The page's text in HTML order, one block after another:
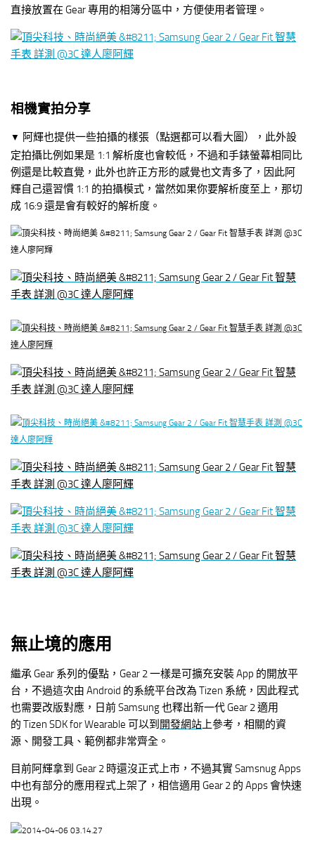
直接放置在 Gear 專用的相簿分區中，方便使用者管理。
相機實拍分享
▼ 阿輝也提供一些拍攝的樣張（點選都可以看大圖），此外設
定拍攝比例如果是 1:1 解析度也會較低，不過和手錶螢幕相同比
例還是比較直覺，此外也許正方形的感覺也文青多了，因此阿
輝自己還習慣 1:1 的拍攝模式，當然如果你要解析度至上，那切
成 16:9 還是會有較好的解析度。
無止境的應用
繼承 Gear 系列的優點，Gear 2 一樣是可擴充安裝 App 的開放平
台，不過這次由 Android 的系統平台改為 Tizen 系統，因此程式
也需要改版對應，日前 Samsung 也釋出新一代 Gear 2 適用
的 Tizen SDK for Wearable 可以到 開發網站上參考，相關的資
源、開發工具、範例都非常齊全。
目前阿輝拿到 Gear 2 時還沒正式上市，不過其實 Samsnug Apps
中也有部分的應用程式上架了，相信適用 Gear 2 的 Apps 會快速
出現。